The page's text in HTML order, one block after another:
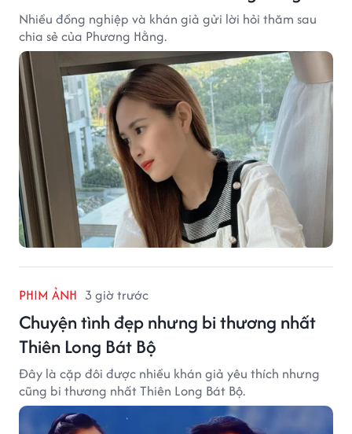
Nhiều đồng nghiệp và khán giả gửi lời hỏi thăm sau
chia sẻ của Phương Hằng.
PHIM ẢNH 3 giờ trước
Chuyện tình đẹp nhưng bi thương nhất
Thiên Long Bát Bộ
Đây là cặp đôi được nhiều khán giả yêu thích nhưng
cũng bi thương nhất Thiên Long Bát Bộ.